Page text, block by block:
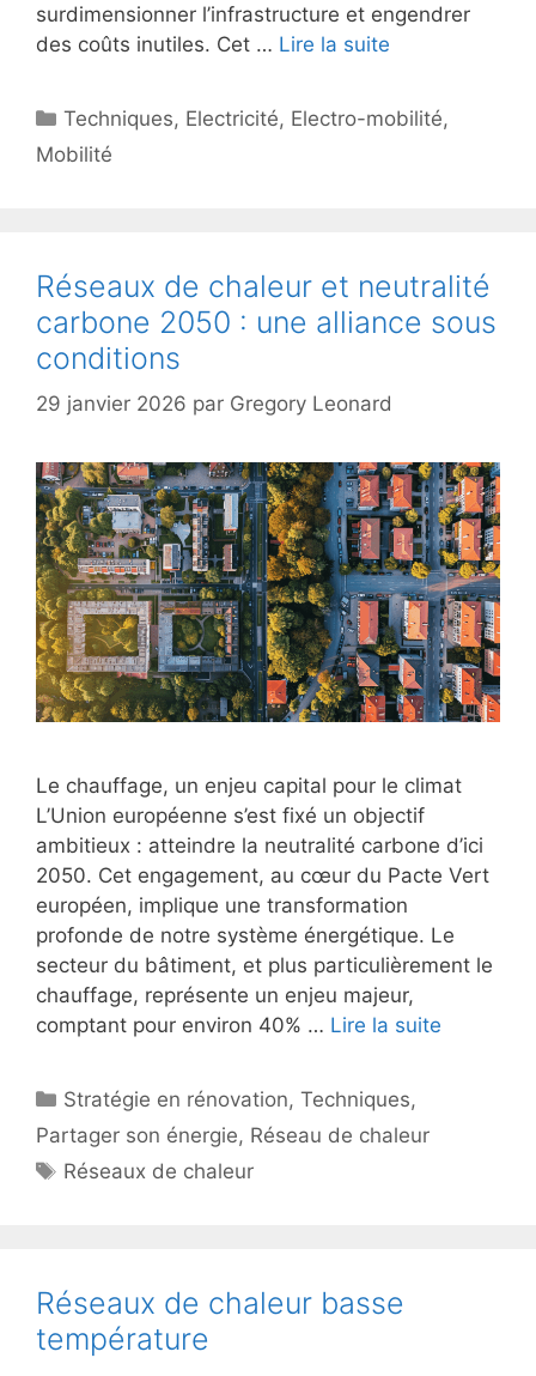
surdimensionner l’infrastructure et engendrer
des coûts inutiles. Cet … Lire la suite
Catégories
Techniques, Electricité, Electro-mobilité,
Mobilité
Réseaux de chaleur et neutralité
carbone 2050 : une alliance sous
conditions
29 janvier 2026 par Gregory Leonard
Le chauffage, un enjeu capital pour le climat
L’Union européenne s’est fixé un objectif
ambitieux : atteindre la neutralité carbone d’ici
2050. Cet engagement, au cœur du Pacte Vert
européen, implique une transformation
profonde de notre système énergétique. Le
secteur du bâtiment, et plus particulièrement le
chauffage, représente un enjeu majeur,
comptant pour environ 40% … Lire la suite
Catégories
Stratégie en rénovation,Techniques,
Partager son énergie, Réseau de chaleur
Étiquettes
Réseaux de chaleur
Réseaux de chaleur basse
température